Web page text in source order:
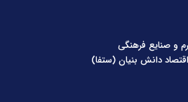
و صنایع فرهنگی
دانش بنیان (ستفا)